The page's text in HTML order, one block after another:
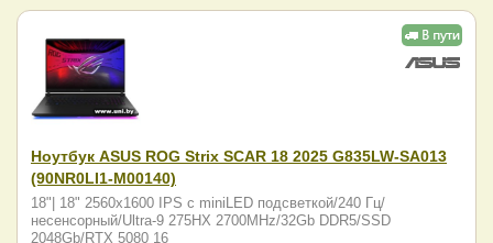
Ноутбук ASUS ROG Strix SCAR 18 2025 G835LW-SA013
(90NR0LI1-M00140)
18"| 18" 2560x1600 IPS с miniLED подсветкой/240 Гц/
несенсорный/Ultra-9 275HX 2700MHz/32Gb DDR5/SSD
2048Gb/RTX 5080 16